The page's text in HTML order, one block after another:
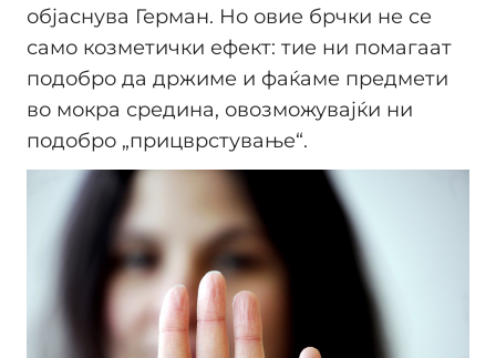
објаснува Герман. Но овие брчки не се
само козметички ефект: тие ни помагаат
подобро да држиме и фаќаме предмети
во мокра средина, овозможувајќи ни
подобро „прицврстување“.